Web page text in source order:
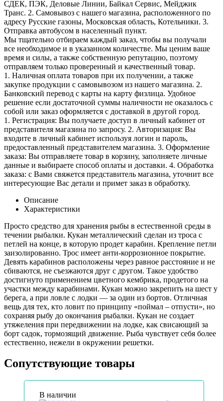
СДЕК, ПЭК, Деловые Линии, Байкал Сервис, Мейджик
Транс. 2. Самовывоз с нашего магазина, расположенного по
адресу Русские газоны, Московская область, Котельники. 3.
Отправка автобусом в населенный пункт.
Мы тщательно отбираем каждый заказ, чтобы вы получали
все необходимое и в указанном количестве. Мы ценим ваше
время и силы, а также собственную репутацию, поэтому
отправляем только проверенный и качественный товар.
1. Наличная оплата товаров при их получении, а также
закупке продукции с самовывозом из нашего магазина. 2.
Банковский перевод с карты на карту физлица. Удобное
решение если достаточной суммы наличности не оказалось с
собой или заказ оформляется с доставкой в другой город.
1. Регистрация: Вы получаете доступ в личный кабинет от
представителя магазина по запросу. 2. Авторизация: Вы
входите в личный кабинет используя логин и пароль,
предоставленный представителем магазина. 3. Оформление
заказа: Вы отправляете товар в корзину, заполняете личные
данные и выбираете способ оплаты и доставки. 4. Обработка
заказа: с Вами свяжется представитель магазина, уточнит все
интересующие Вас детали и примет заказ в обработку.
Описание
Характеристики
Просто средство для хранения рыбы в естественной среды в
течении рыбалки. Кукан металлический сделан из троса с
петлей на конце, в которую продет карабин. Крепление петли
заизолированно. Трос имеет анти-коррозионное покрытие.
Девять карабинов расположены через равное расстояние и не
сбиваются, не съезжаются друг с другом. Такое удобство
достигнуто применением цветного кембрика, продетого на
участки между карабинами. Кукан можно закрепить на шест у
берега, а при ловле с лодки — за один из бортов. Отличная
вещь для тех, кто ловит по принципу «поймал – отпусти», но
сохраняя рыбу до окончания рыбалки. Кукан не создает
утяжеления при передвижении на лодке, как свисающий за
борт садок, тормозящий движение. Рыба чувствует себя более
естественно, нежели в окружении решетки.
Сопутствующие товары
В наличии